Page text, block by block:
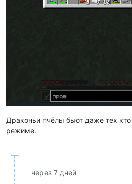
Драконьи пчёлы бьют даже тех
режиме.
через 7 дней